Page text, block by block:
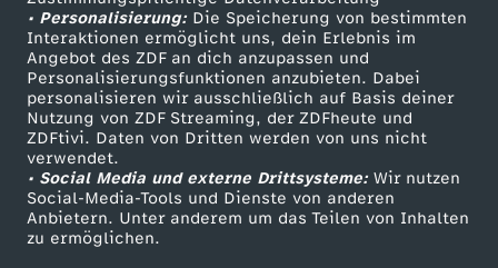
• Personalisierung:Die Speicherung von bestimmten
Interaktionen ermöglicht uns, dein Erlebnis im
Angebot des ZDF an dich anzupassen und
Personalisierungsfunktionen anzubieten. Dabei
personalisieren wir ausschließlich auf Basis deiner
Nutzung von ZDF Streaming, der ZDFheute und
ZDFtivi. Daten von Dritten werden von uns nicht
verwendet.
• Social Media und externe Drittsysteme:Wir nutzen
Social-Media-Tools und Dienste von anderen
Anbietern. Unter anderem um das Teilen von Inhalten
zu ermöglichen.
Sendungen A-Z
TV-Programm
Hilfe
ZDF Unternehmen
Karriere